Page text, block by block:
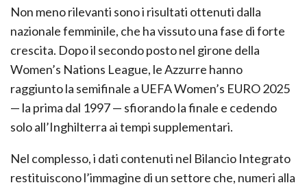
Non meno rilevanti sono i risultati ottenuti dalla
nazionale femminile, che ha vissuto una fase di forte
crescita. Dopo il secondo posto nel girone della
Women’s Nations League, le Azzurre hanno
raggiunto la semifinale a UEFA Women’s EURO 2025
— la prima dal 1997 — sfiorando la finale e cedendo
solo all’Inghilterra ai tempi supplementari.
Nel complesso, i dati contenuti nel Bilancio Integrato
restituiscono l’immagine di un settore che, numeri alla